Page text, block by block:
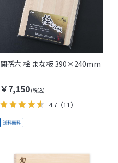
関孫六 桧 まな板 390×240mm
￥7,150
4.7（11）